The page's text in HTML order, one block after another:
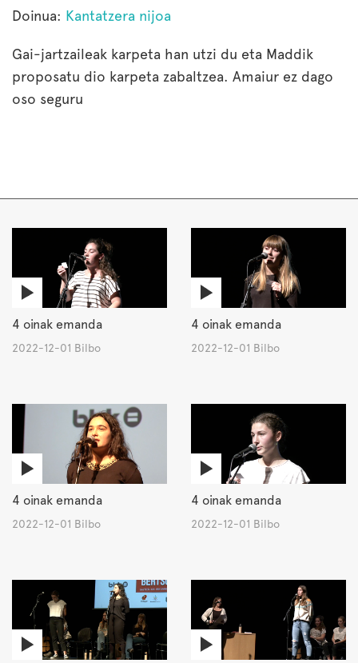
Doinua: Kantatzera nijoa
Gai-jartzaileak karpeta han utzi du eta Maddik
proposatu dio karpeta zabaltzea. Amaiur ez dago
oso seguru
4 oinak emanda
2022-12-01 Bilbo
4 oinak emanda
2022-12-01 Bilbo
4 oinak emanda
2022-12-01 Bilbo
4 oinak emanda
2022-12-01 Bilbo